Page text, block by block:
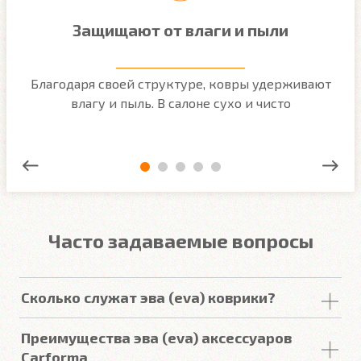
Защищают от влаги и пыли
Благодаря своей структуре, ковры удерживают
влагу и пыль. В салоне сухо и чисто
Часто задаваемые вопросы
Сколько служат эва (eva) коврики?
покрытий изЕВАв среднем составляет 2-3
.
Преимущества эва (eva) аксессуаров
Carforma